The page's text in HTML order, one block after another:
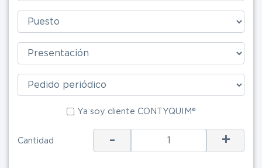
Ya soy
Ya soy cliente CONTYQUIM®
Cantidad - +